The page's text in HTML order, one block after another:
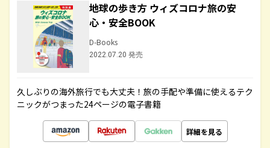
地球の歩き方 ウィズコロナ旅の安
心・安全BOOK
D-Books
2022.07.20 発売
久しぶりの海外旅行でも大丈夫！旅の手配や準備に使えるテク
ニックがつまった24ページの電子書籍
詳細を見る